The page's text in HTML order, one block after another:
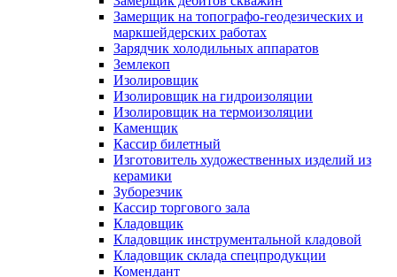
Замерщик на топографо-геодезических и
маркшейдерских работах
Зарядчик холодильных аппаратов
Землекоп
Изолировщик
Изолировщик на гидроизоляции
Изолировщик на термоизоляции
Каменщик
Кассир билетный
Изготовитель художественных изделий из
керамики
Зуборезчик
Кассир торгового зала
Кладовщик
Кладовщик инструментальной кладовой
Кладовщик склада спецпродукции
Комендант